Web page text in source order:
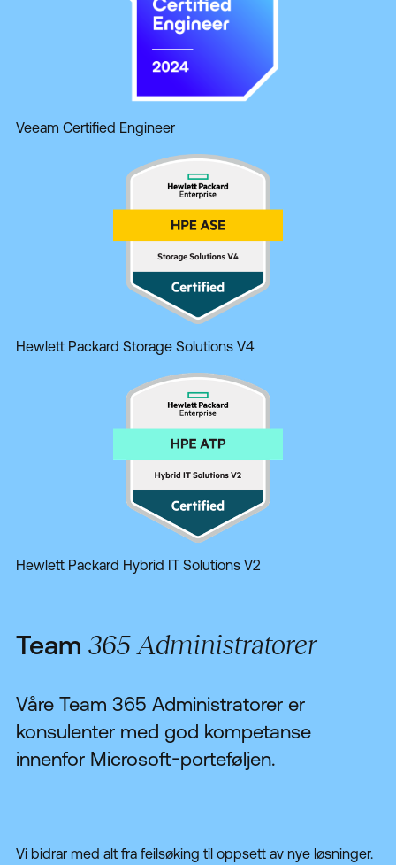
Veeam Certified Engineer
Hewlett Packard Storage Solutions V4
Hewlett Packard Hybrid IT Solutions V2
Team 365 Administratorer
Våre Team 365 Administratorer er
konsulenter med god kompetanse
innenfor Microsoft-porteføljen.
Vi bidrar med alt fra feilsøking til oppsett av nye løsninger.